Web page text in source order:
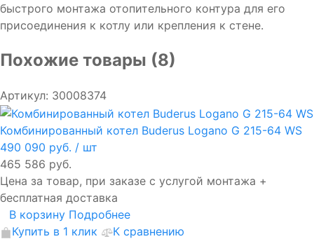
быстрого монтажа отопительного контура для его
присоединения к котлу или крепления к стене.
Похожие товары (8)
Артикул: 30008374
Комбинированный котел Buderus Logano G 215-64 WS
490 090 руб. / шт
465 586 руб.
Цена за товар, при заказе с услугой монтажа +
бесплатная доставка
В корзину Подробнее
Купить в 1 клик
К сравнению